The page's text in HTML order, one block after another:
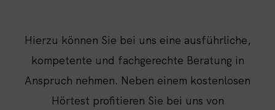
Hierzu können Sie bei uns eine ausführliche,
kompetente und fachgerechte Beratung in
Anspruch nehmen. Neben einem kostenlosen
Hörtest profitieren Sie bei uns von